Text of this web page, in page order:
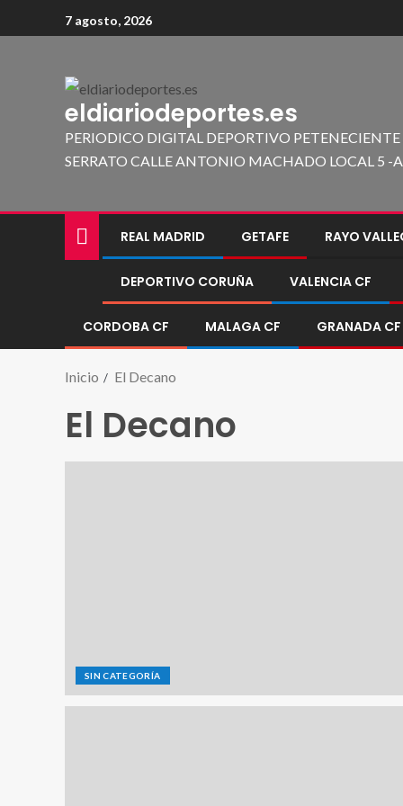
7 agosto, 2026
eldiariodeportes.es
PERIODICO DIGITAL DEPORTIVO
SERRATO CALLE ANTONIO MACHADO LOCAL 5 -
REAL MADRID GETAFE RAYO
DEPORTIVO CORUÑA VALENCIA CF
CORDOBA CF MALAGA CF GRANADA CF
Inicio El Decano
El Decano
SIN CATEGORÍA